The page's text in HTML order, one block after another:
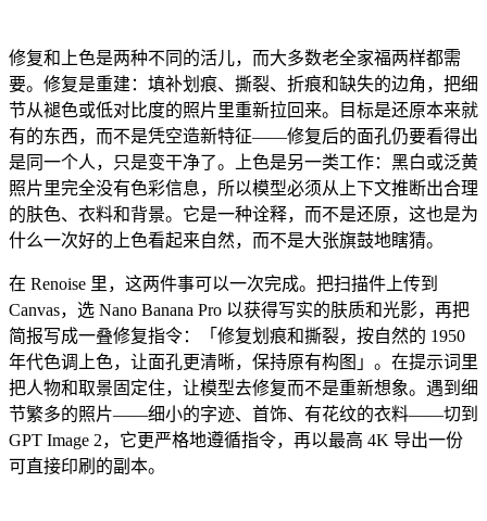
修复和上色是两种不同的活儿，而大多数老全家福两样都需
要。修复是重建：填补划痕、撕裂、折痕和缺失的边角，把细
节从褪色或低对比度的照片里重新拉回来。目标是还原本来就
有的东西，而不是凭空造新特征——修复后的面孔仍要看得出
是同一个人，只是变干净了。上色是另一类工作：黑白或泛黄
照片里完全没有色彩信息，所以模型必须从上下文推断出合理
的肤色、衣料和背景。它是一种诠释，而不是还原，这也是为
什么一次好的上色看起来自然，而不是大张旗鼓地瞎猜。
在 Renoise 里，这两件事可以一次完成。把扫描件上传到
Canvas，选 Nano Banana Pro 以获得写实的肤质和光影，再把
简报写成一叠修复指令：「修复划痕和撕裂，按自然的 1950
年代色调上色，让面孔更清晰，保持原有构图」。在提示词里
把人物和取景固定住，让模型去修复而不是重新想象。遇到细
节繁多的照片——细小的字迹、首饰、有花纹的衣料——切到
GPT Image 2，它更严格地遵循指令，再以最高 4K 导出一份
可直接印刷的副本。